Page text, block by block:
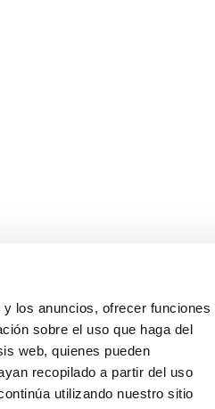
los anuncios, ofrecer funciones
sobre el uso que haga del
web, quienes pueden
recopilado a partir del uso
utilizando nuestro sitio